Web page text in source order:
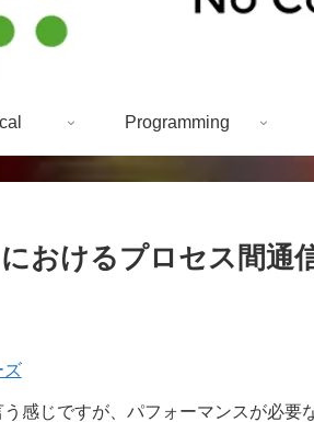
Programming
おけるプロセス間通
ズ
感じですが、パフォーマンスが必